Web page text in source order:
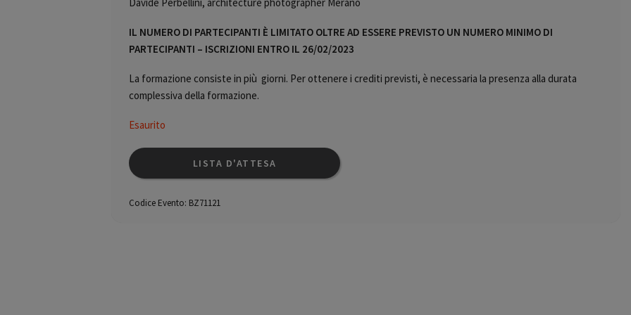
IL NUMERO DI PARTECIPANTI È LIMITATO OLTRE AD ESSERE PREVISTO UN NUMERO MINIMO DI
PARTECIPANTI – ISCRIZIONI ENTRO IL 26/02/2023
La formazione consiste in più giorni. Per ottenere i crediti previsti, è necessaria la presenza alla durata
complessiva della formazione.
Esaurito
LISTA D'ATTESA
Codice Evento: BZ71121